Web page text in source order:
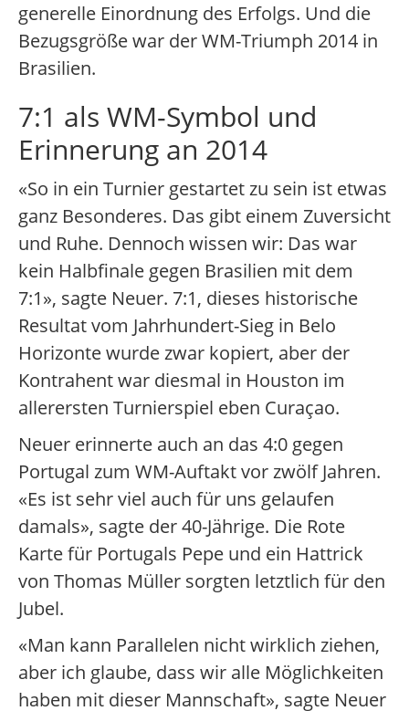
generelle Einordnung des Erfolgs. Und die
Bezugsgröße war der WM-Triumph 2014 in
Brasilien.
7:1 als WM-Symbol und
Erinnerung an 2014
«So in ein Turnier gestartet zu sein ist etwas
ganz Besonderes. Das gibt einem Zuversicht
und Ruhe. Dennoch wissen wir: Das war
kein Halbfinale gegen Brasilien mit dem
7:1», sagte Neuer. 7:1, dieses historische
Resultat vom Jahrhundert-Sieg in Belo
Horizonte wurde zwar kopiert, aber der
Kontrahent war diesmal in Houston im
allerersten Turnierspiel eben Curaçao.
Neuer erinnerte auch an das 4:0 gegen
Portugal zum WM-Auftakt vor zwölf Jahren.
«Es ist sehr viel auch für uns gelaufen
damals», sagte der 40-Jährige. Die Rote
Karte für Portugals Pepe und ein Hattrick
von Thomas Müller sorgten letztlich für den
Jubel.
«Man kann Parallelen nicht wirklich ziehen,
aber ich glaube, dass wir alle Möglichkeiten
haben mit dieser Mannschaft», sagte Neuer